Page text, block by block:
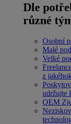
Dle
různé
Osobní
Malé
Velké
z
udržujte
OEM